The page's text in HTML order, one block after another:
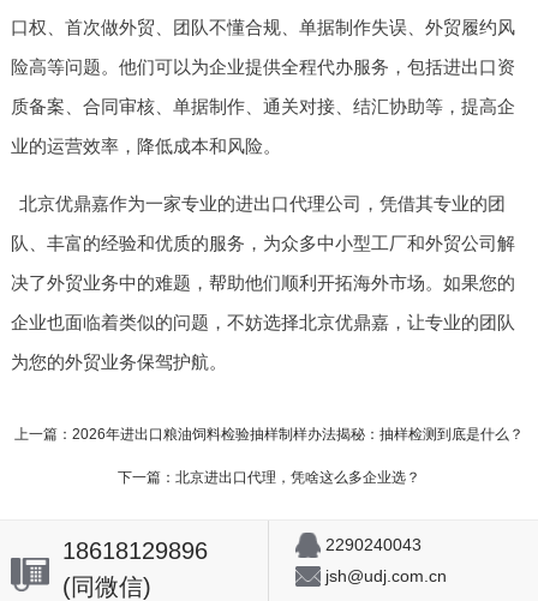
口权、首次做外贸、团队不懂合规、单据制作失误、外贸履约风
险高等问题。他们可以为企业提供全程代办服务，包括进出口资
质备案、合同审核、单据制作、通关对接、结汇协助等，提高企
业的运营效率，降低成本和风险。
北京优鼎嘉作为一家专业的进出口代理公司，凭借其专业的团
队、丰富的经验和优质的服务，为众多中小型工厂和外贸公司解
决了外贸业务中的难题，帮助他们顺利开拓海外市场。如果您的
企业也面临着类似的问题，不妨选择北京优鼎嘉，让专业的团队
为您的外贸业务保驾护航。
上一篇：2026年进出口粮油饲料检验抽样制样办法揭秘：抽样检测到底是什么？
下一篇：北京进出口代理，凭啥这么多企业选？
18618129896
(同微信)
2290240043
jsh@udj.com.cn